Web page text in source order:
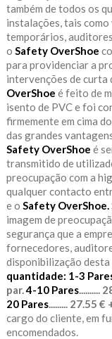
também de todos os
instalações, tais
temporários,
o Safety OverShoe
para providenciar a
intervenções de curta
OverShoe é feito de
isento de PVC e foi
firmemente em cima
das grandes
Safety OverShoe é
transmitido de
preocupação com a
qualquer contacto
e o Safety OverShoe.
imagem de
segurança que a
fornecedores,
disponibilização desta
quantidade: 1-3
par. 4-10 Pares..........
20 Pares......... 27.55
cargo do cliente, em
encomendados.